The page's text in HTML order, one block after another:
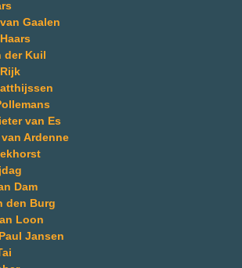
Gaalen
der Kuil
van Es
Ardenne
Dam
den Burg
Loon
Jansen